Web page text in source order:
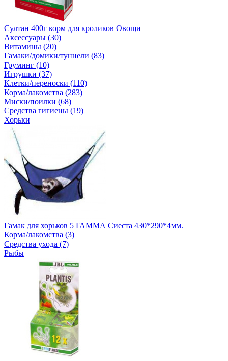
Султан 400г корм для кроликов Овощи
Аксессуары (30)
Витамины (20)
Гамаки/домики/туннели (83)
Груминг (10)
Игрушки (37)
Клетки/переноски (110)
Корма/лакомства (283)
Миски/поилки (68)
Средства гигиены (19)
Хорьки
Гамак для хорьков 5 ГАММА Сиеста 430*290*4мм.
Корма/лакомства (3)
Средства ухода (7)
Рыбы